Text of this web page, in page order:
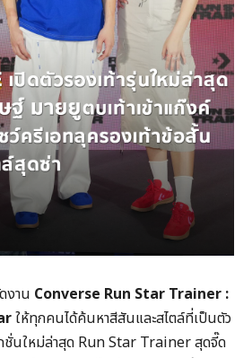
งาน Converse Run Star Trainer :
ให้ทุกคนได้ค้นหาสีสันและสไตล์ที่เป็นตัว
ชั่นใหม่ล่าสุด Run Star Trainer สุดจี๊ด